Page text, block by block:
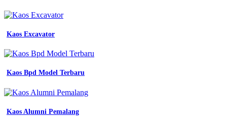
Kaos Excavator
Kaos Bpd Model Terbaru
Kaos Alumni Pemalang